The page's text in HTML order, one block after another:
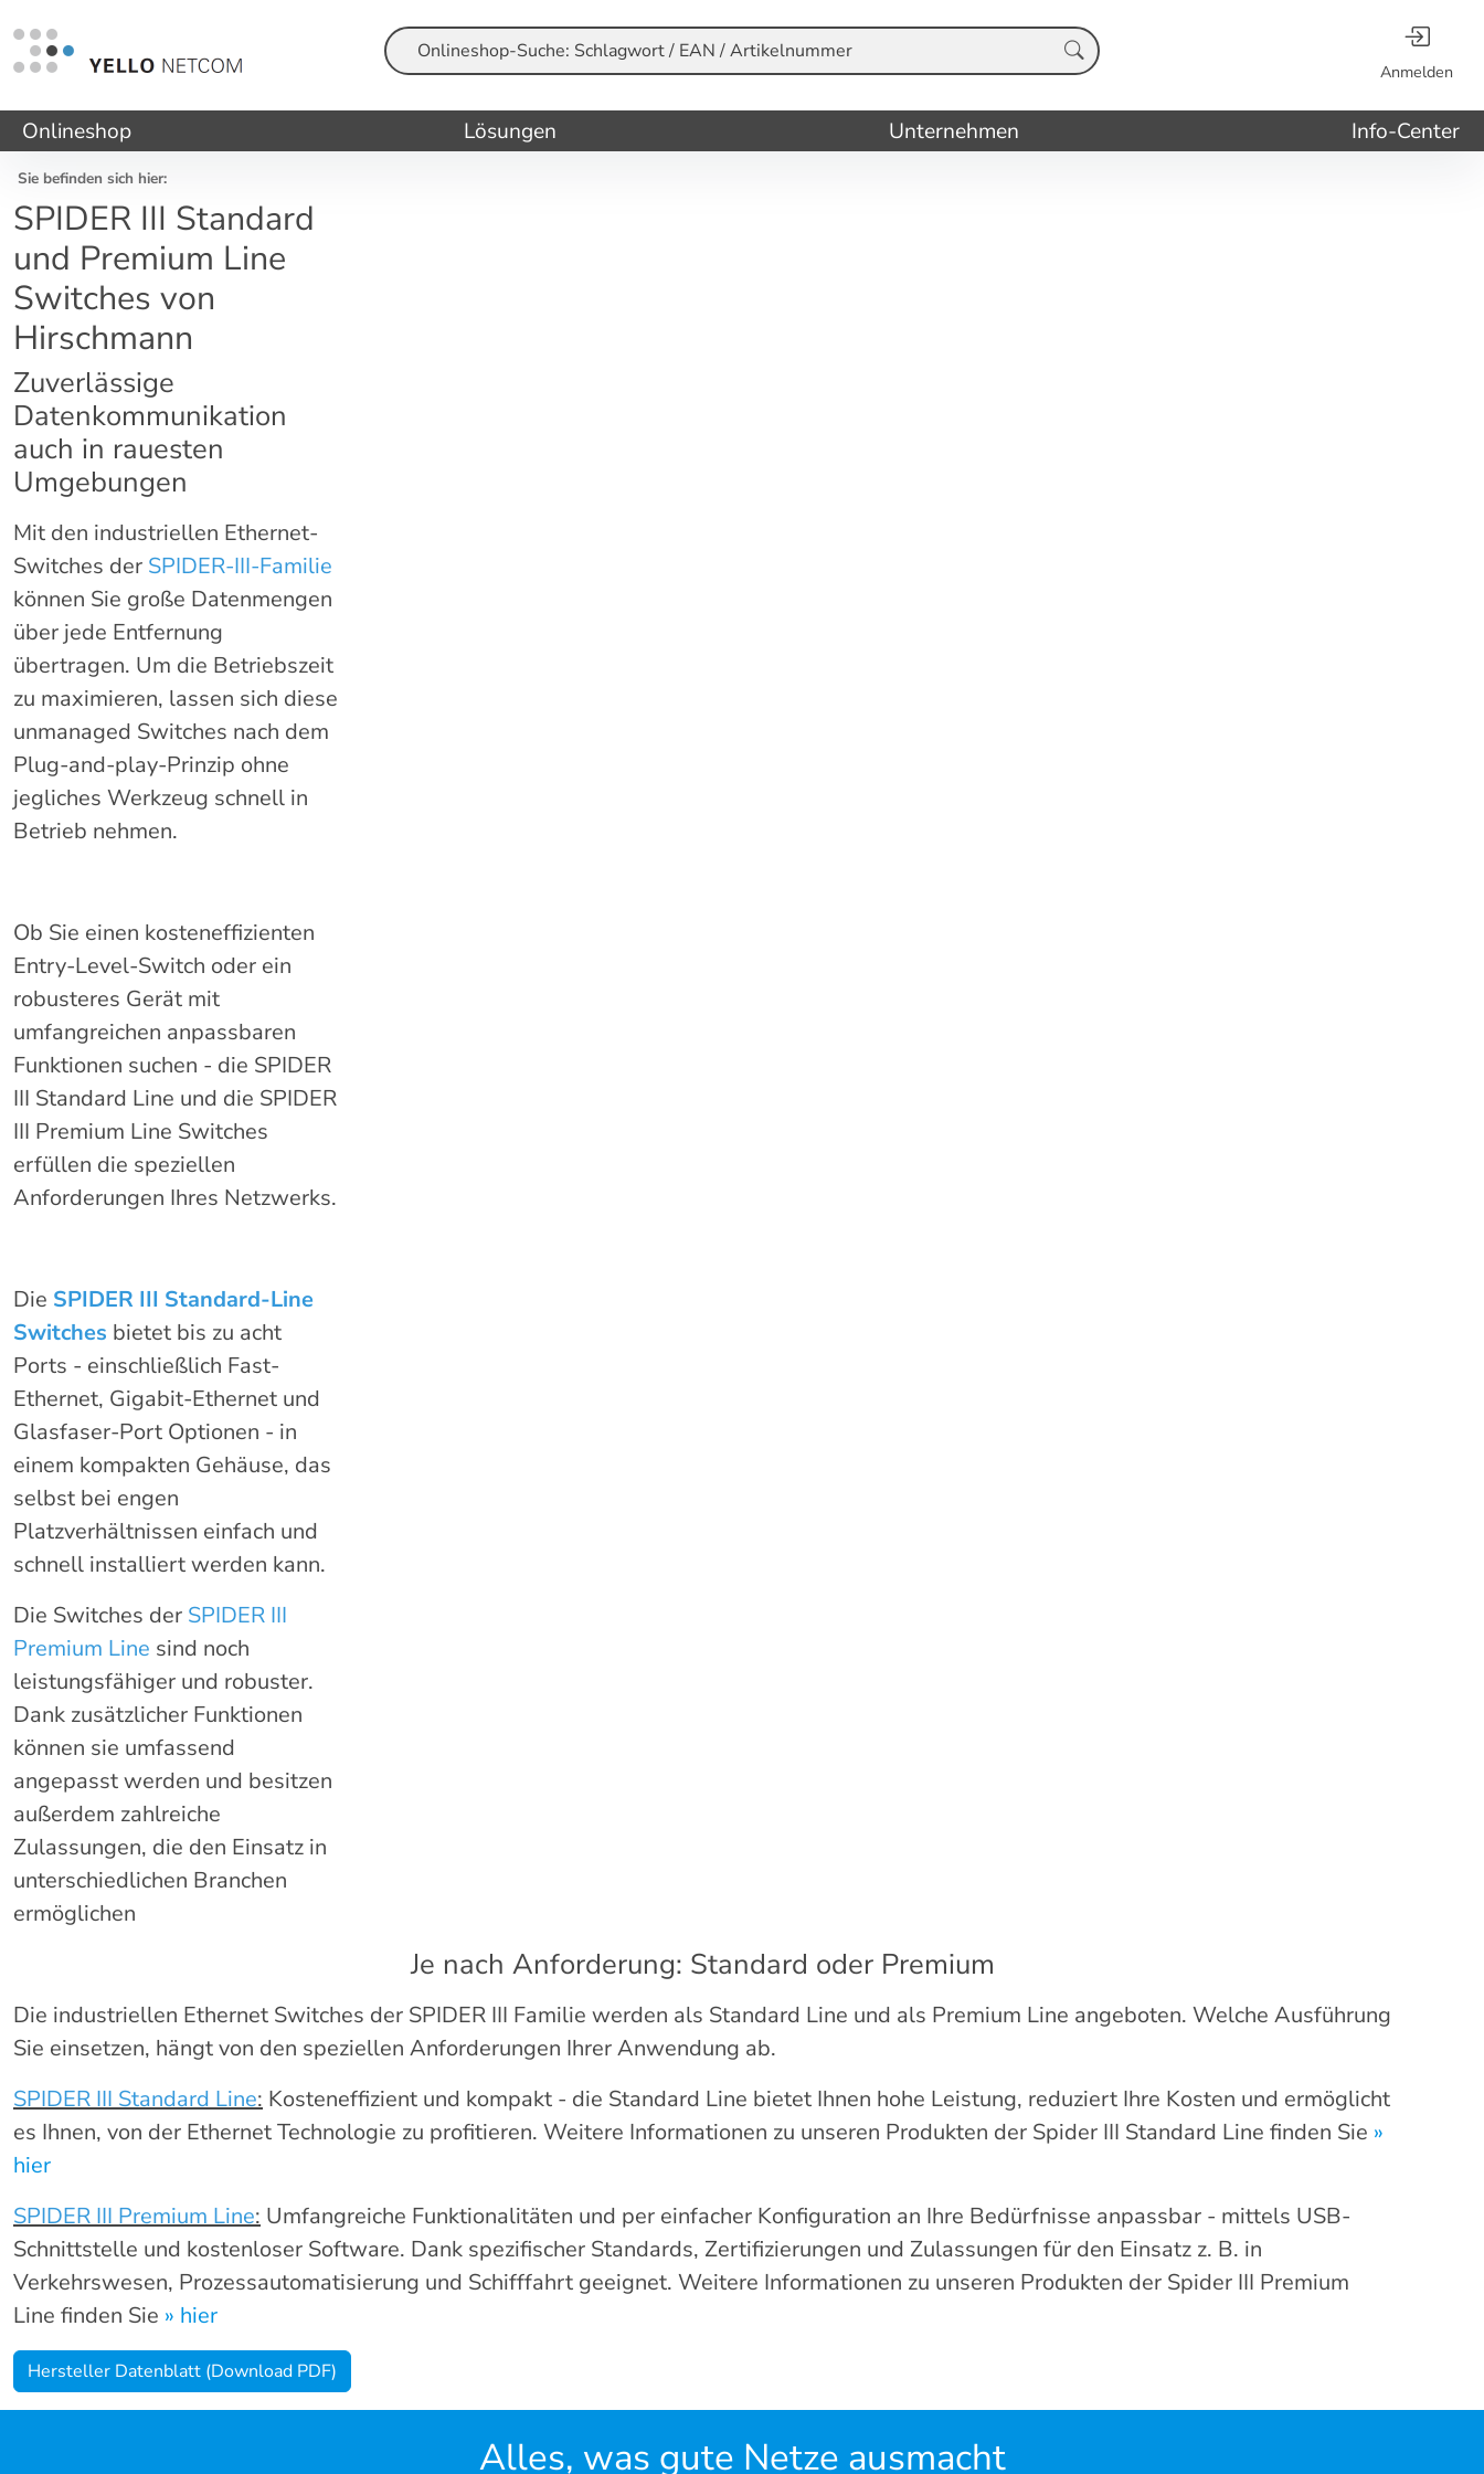
Suche Anmelden
Onlineshop Lösungen Unternehmen Info-Center
Sie befinden sich hier:
SPIDER III Standard
und Premium Line
Switches von
Hirschmann
Zuverlässige
Datenkommunikation
auch in rauesten
Umgebungen
Mit den industriellen Ethernet-
Switches der SPIDER-III-Familie
können Sie große Datenmengen
über jede Entfernung
übertragen. Um die Betriebszeit
zu maximieren, lassen sich diese
unmanaged Switches nach dem
Plug-and-play-Prinzip ohne
jegliches Werkzeug schnell in
Betrieb nehmen.
Ob Sie einen kosteneffizienten
Entry-Level-Switch oder ein
robusteres Gerät mit
umfangreichen anpassbaren
Funktionen suchen - die SPIDER
III Standard Line und die SPIDER
III Premium Line Switches
erfüllen die speziellen
Anforderungen Ihres Netzwerks.
Die SPIDER III Standard-Line
Switches bietet bis zu acht
Ports - einschließlich Fast-
Ethernet, Gigabit-Ethernet und
Glasfaser-Port Optionen - in
einem kompakten Gehäuse, das
selbst bei engen
Platzverhältnissen einfach und
schnell installiert werden kann.
Die Switches der SPIDER III
Premium Line sind noch
leistungsfähiger und robuster.
Dank zusätzlicher Funktionen
können sie umfassend
angepasst werden und besitzen
außerdem zahlreiche
Zulassungen, die den Einsatz in
unterschiedlichen Branchen
ermöglichen
Je nach Anforderung: Standard oder Premium
Die industriellen Ethernet Switches der SPIDER III Familie werden als Standard Line und als Premium Line angeboten. Welche Ausführung
Sie einsetzen, hängt von den speziellen Anforderungen Ihrer Anwendung ab.
SPIDER III Standard Line: Kosteneffizient und kompakt - die Standard Line bietet Ihnen hohe Leistung, reduziert Ihre Kosten und ermöglicht
es Ihnen, von der Ethernet Technologie zu profitieren. Weitere Informationen zu unseren Produkten der Spider III Standard Line finden Sie »
hier
SPIDER III Premium Line: Umfangreiche Funktionalitäten und per einfacher Konfiguration an Ihre Bedürfnisse anpassbar - mittels USB-
Schnittstelle und kostenloser Software. Dank spezifischer Standards, Zertifizierungen und Zulassungen für den Einsatz z. B. in
Verkehrswesen, Prozessautomatisierung und Schifffahrt geeignet. Weitere Informationen zu unseren Produkten der Spider III Premium
Line finden Sie » hier
Hersteller Datenblatt (Download PDF)
Alles, was gute Netze ausmacht